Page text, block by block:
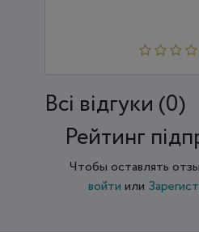
Всi відгуки (0)
Рейтинг
Чтобы оставлять
войти или